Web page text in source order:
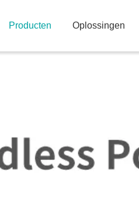
Producten Oplossingen